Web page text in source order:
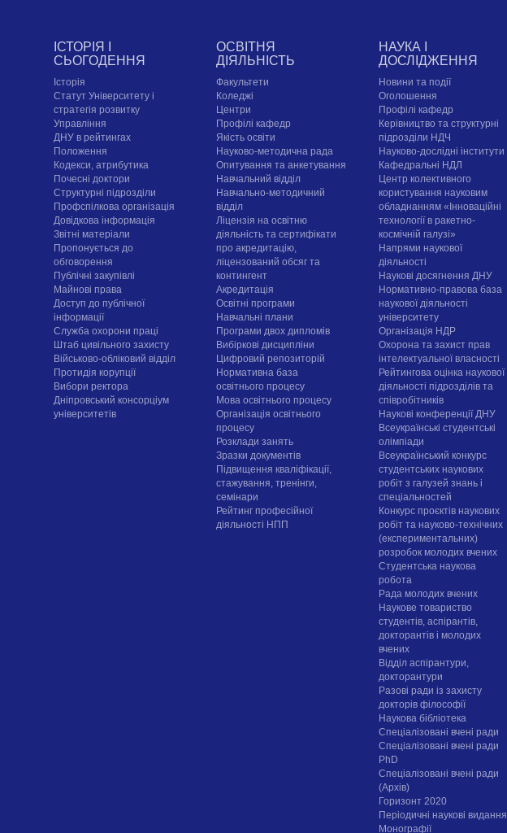
ІСТОРІЯ І
СЬОГОДЕННЯ
Історія
Статут Університету і
стратегія розвитку
Управління
ДНУ в рейтингах
Положення
Кодекси, атрибутика
Почесні доктори
Структурні підрозділи
Профспілкова організація
Довідкова інформація
Звітні матеріали
Пропонується до
обговорення
Публічні закупівлі
Майнові права
Доступ до публічної
інформації
Служба охорони праці
Штаб цивільного захисту
Військово-обліковий відділ
Протидія корупції
Вибори ректора
Дніпровський консорціум
університетів
ОСВІТНЯ
ДІЯЛЬНІСТЬ
Факультети
Коледжі
Центри
Профілі кафедр
Якість освіти
Науково-методична рада
Опитування та анкетування
Навчальний відділ
Навчально-методичний
відділ
Ліцензія на освітню
діяльність та сертифікати
про акредитацію,
ліцензований обсяг та
контингент
Акредитація
Освітні програми
Навчальні плани
Програми двох дипломів
Вибіркові дисципліни
Цифровий репозиторій
Нормативна база
освітнього процесу
Мова освітнього процесу
Організація освітнього
процесу
Розклади занять
Зразки документів
Підвищення кваліфікації,
стажування, тренінги,
семінари
Рейтинг професійної
діяльності НПП
НАУКА І
ДОСЛІДЖЕННЯ
Новини та події
Оголошення
Профілі кафедр
Керівництво та структурні
підрозділи НДЧ
Науково-дослідні інститути
Кафедральні НДЛ
Центр колективного
користування науковим
обладнанням «Інноваційні
технології в ракетно-
космічній галузі»
Напрями наукової
діяльності
Наукові досягнення ДНУ
Нормативно-правова база
наукової діяльності
університету
Організація НДР
Охорона та захист прав
інтелектуальної власності
Рейтингова оцінка наукової
діяльності підрозділів та
співробітників
Наукові конференції ДНУ
Всеукраїнські студентські
олімпіади
Всеукраїнський конкурс
студентських наукових
робіт з галузей знань і
спеціальностей
Конкурс проєктів наукових
робіт та науково-технічних
(експериментальних)
розробок молодих вчених
Студентська наукова
робота
Рада молодих вчених
Наукове товариство
студентів, аспірантів,
докторантів і молодих
вчених
Відділ аспірантури,
докторантури
Разові ради із захисту
докторів філософії
Наукова бібліотека
Спеціалізовані вчені ради
Спеціалізовані вчені ради
PhD
Спеціалізовані вчені ради
(Архів)
Горизонт 2020
Періодичні наукові видання
Монографії